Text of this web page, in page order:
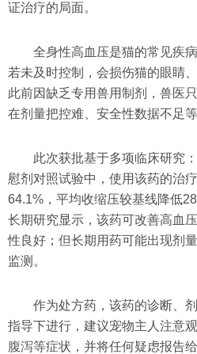
证治疗的局面。
全身性高血压是猫的常见疾
若未及时控制，会损伤猫的眼睛
此前因缺乏专用兽用制剂，兽医
在剂量把控难、安全性数据不足等
此次获批基于多项临床研究
慰剂对照试验中，使用该药的治
64.1%，平均收缩压较基线降低
长期研究显示，该药可改善高血
性良好；但长期用药可能出现剂
监测。
作为处方药，该药的诊断、
指导下进行，建议宠物主人注意
腹泻等症状，并将任何疑虑报告给